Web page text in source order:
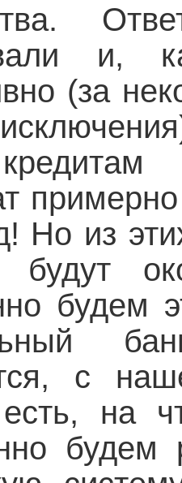
и,
(за
Но из
будут
будем
с
на